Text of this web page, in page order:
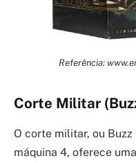
Referência:
Corte Militar
O corte militar, ou
máquina 4, oferece